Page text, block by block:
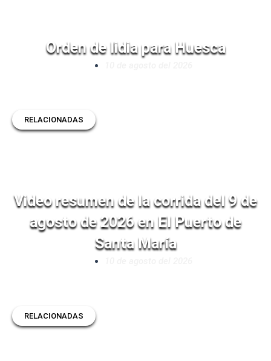
Orden de lidia para Huesca
RELACIONADAS
Video resumen de la corrida del 9 de
agosto de 2026 en El Puerto de
Santa María
RELACIONADAS